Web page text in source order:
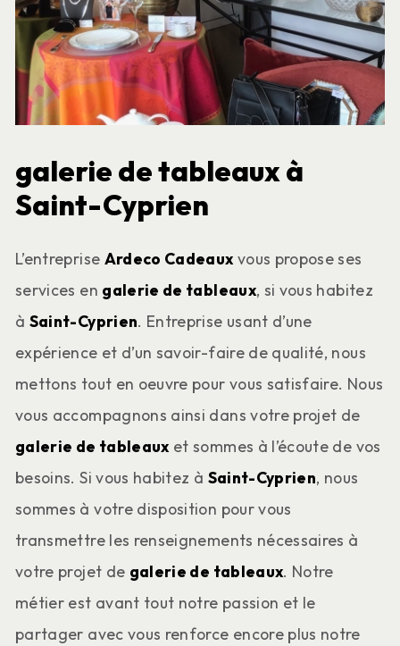
galerie de tableaux à
Saint-Cyprien
L’entreprise Ardeco Cadeauxvous propose ses
services en galerie de tableaux, si vous habitez
à Saint-Cyprien. Entreprise usant d’une
expérience et d’un savoir-faire de qualité, nous
mettons tout en oeuvre pour vous satisfaire. Nous
vous accompagnons ainsi dans votre projet de
galerie de tableauxet sommes à l’écoute de vos
besoins. Si vous habitez à Saint-Cyprien, nous
sommes à votre disposition pour vous
transmettre les renseignements nécessaires à
votre projet de galerie de tableaux. Notre
métier est avant tout notre passion et le
partager avec vous renforce encore plus notre